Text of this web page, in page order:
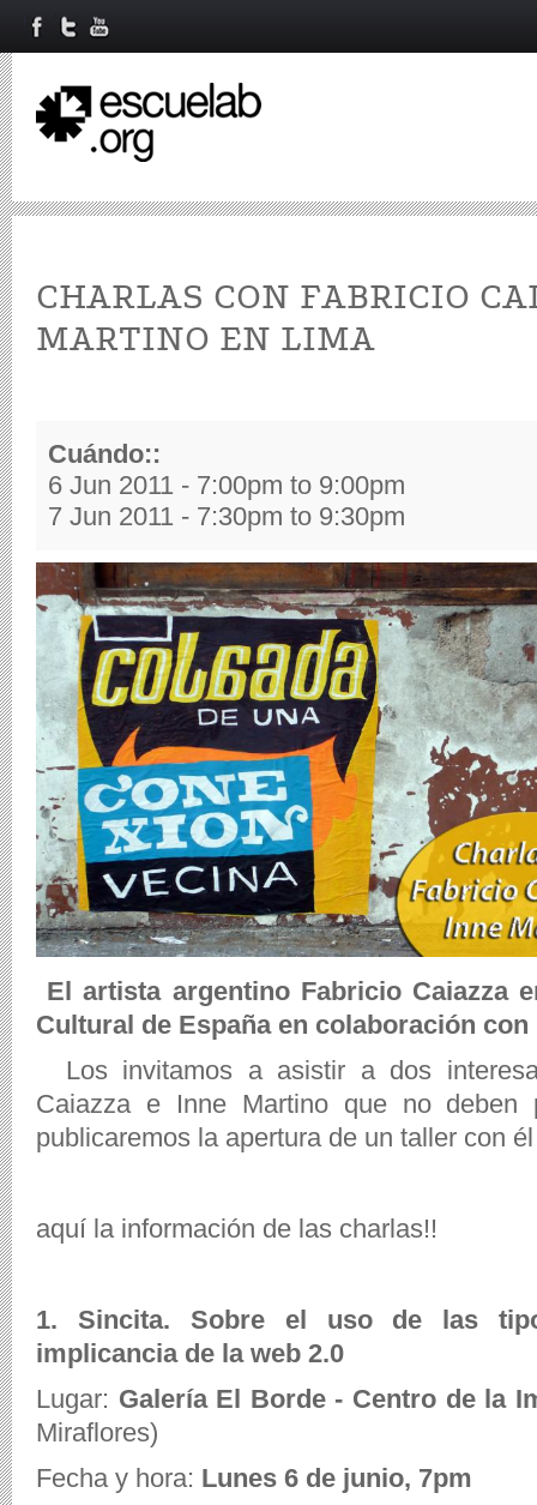
CHARLAS CON FABRICIO
MARTINO EN LIMA
Cuándo::
6 Jun 2011 - 7:00pm to 9:00pm
7 Jun 2011 - 7:30pm to 9:30pm
El artista argentino Fabricio Caiazza
Cultural de España en colaboración
Los invitamos a asistir a dos
Caiazza e Inne Martino que no deben
publicaremos la apertura de un taller con
aquí la información de las charlas!!
1. Sincita. Sobre el uso de las
implicancia de la web 2.0
Lugar: Galería El Borde - Centro de la
Miraflores)
Fecha y hora: Lunes 6 de junio, 7pm